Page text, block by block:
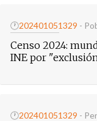
🕐202401051329 -
Censo 2024:
INE por
🕐202401051329 -